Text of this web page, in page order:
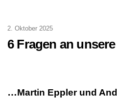
2. Oktober 2025
6 Fragen an
…Martin Eppler und